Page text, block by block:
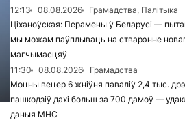
12:13
08.08.2026
Грамадства, Палітыка
Ціханоўская: Перамены ў Беларусі —
мы можам паўплываць на стварэнне
магчымасцяў
11:30
08.08.2026
Грамадства
Моцны вецер 6 жніўня паваліў 2,4 тыс.
пашкодзіў дахі больш за 700 дамоў —
даныя МНС